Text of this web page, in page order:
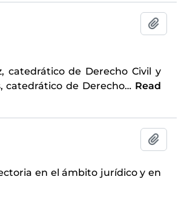
catedrático de Derecho Civil y
catedrático de Derecho… Read
en el ámbito jurídico y en